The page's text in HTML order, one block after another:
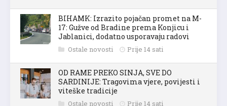
BIHAMK: Izrazito pojačan promet na M-
17: Gužve od Bradine prema Konjicu i
Jablanici, dodatno usporavaju radovi
Ostale novosti Prije 14 sati
OD RAME PREKO SINJA, SVE DO
SARDINIJE: Tragovima vjere, povijesti i
viteške tradicije
Ostale novosti Prije 14 sati